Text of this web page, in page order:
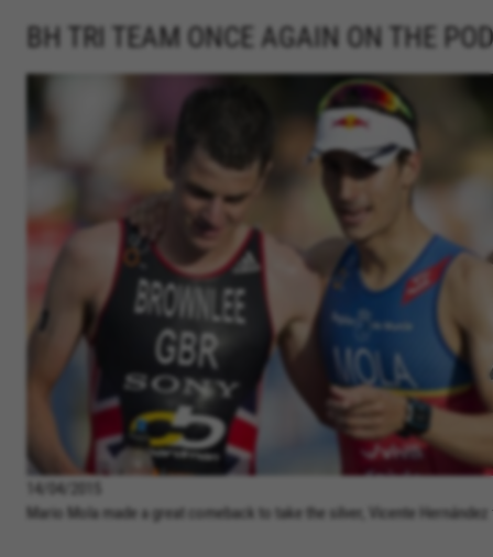
BH TRI TEAM ONCE AGAIN ON THE
14/04/2015
Mario Mola made a great comeback to take the silver, Vicente